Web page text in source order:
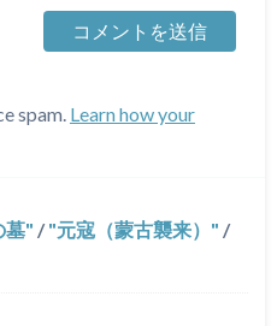
spam. Learn how your
墓 / 元寇（蒙古襲来）
/